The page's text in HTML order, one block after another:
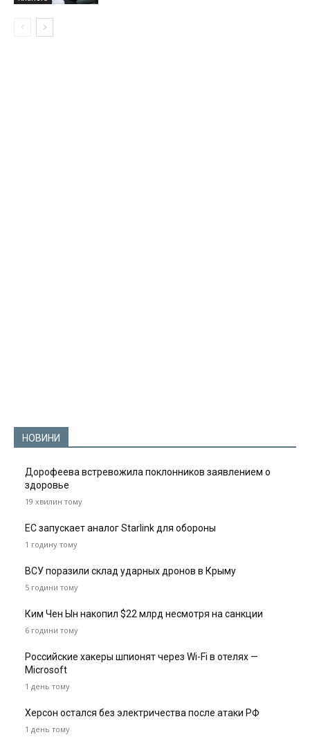
НОВИНИ
Дорофеева встревожила поклонников заявлением о
здоровье
19 хвилин тому
ЕС запускает аналог Starlink для обороны
1 годину тому
ВСУ поразили склад ударных дронов в Крыму
5 години тому
Ким Чен Ын накопил $22 млрд несмотря на санкции
6 години тому
Российские хакеры шпионят через Wi-Fi в отелях —
Microsoft
1 день тому
Херсон остался без электричества после атаки РФ
1 день тому